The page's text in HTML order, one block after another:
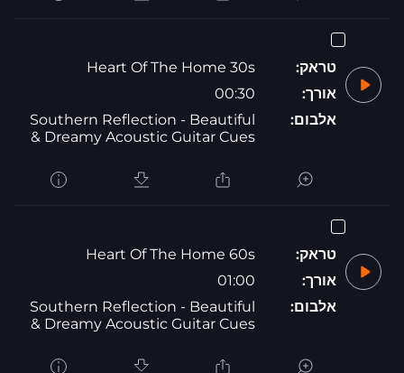
טראק:
Heart Of The Home 30s
אורך:
00:30
אלבום:
Southern Reflection - Beautiful
& Dreamy Acoustic Guitar Cues
טראק:
Heart Of The Home 60s
אורך:
01:00
אלבום:
Southern Reflection - Beautiful
& Dreamy Acoustic Guitar Cues